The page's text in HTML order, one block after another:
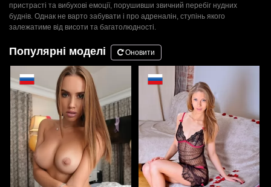
пристрасті та вибухові емоції, порушивши звичний перебіг нудних
буднів. Однак не варто забувати і про адреналін, ступінь якого
залежатиме від висоти та багатолюдності.
Популярні моделі Оновити